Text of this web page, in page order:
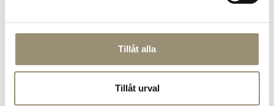
Tillåt alla
Tillåt urval